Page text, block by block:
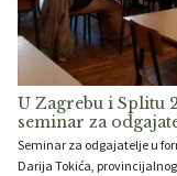
U Zagrebu i Splitu
seminar za
Seminar za odgajatelje u
Darija Tokića,